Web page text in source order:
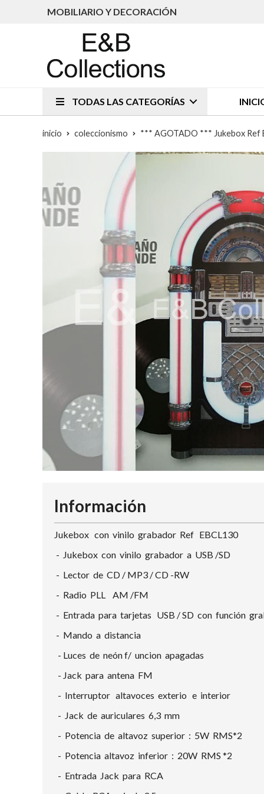
MOBILIARIO Y DECORACIÓN
TODAS LAS CATEGORÍAS
inicio coleccionismo *** AGOTADO *** Jukebox Ref
Información
Jukebox con vinilo grabador Ref EBCL130
- Jukebox con vinilo grabador a USB /SD
- Lector de CD / MP3 / CD -RW
- Radio PLL AM /FM
- Entrada para tarjetas USB / SD con función
- Mando a distancia
- Luces de neón f/ uncion apagadas
- Jack para antena FM
- Interruptor altavoces exterio e interior
- Jack de auriculares 6,3 mm
- Potencia de altavoz superior : 5W RMS*2
- Potencia altavoz inferior : 20W RMS *2
- Entrada Jack para RCA